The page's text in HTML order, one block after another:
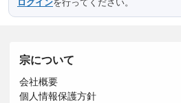
ログインを行ってください。
宗について
会社概要
個人情報保護方針